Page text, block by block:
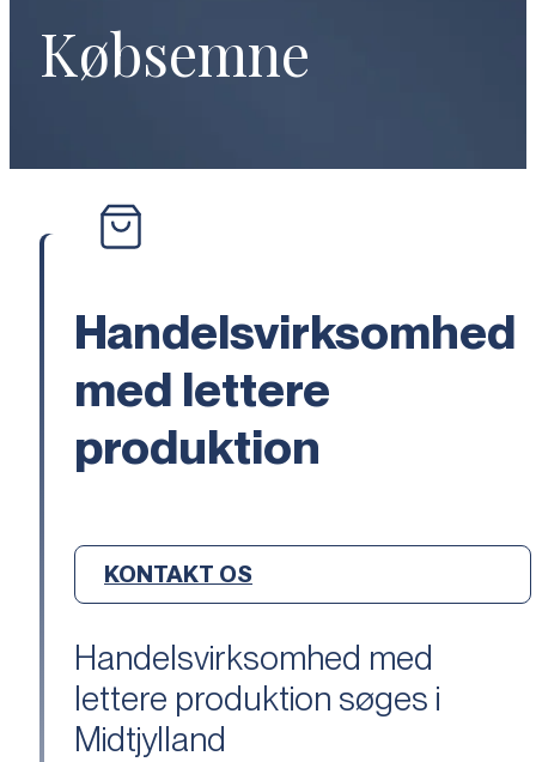
Købsemne
Handelsvirksomhed
med lettere
produktion
KONTAKT OS
Handelsvirksomhed med
lettere produktion søges i
Midtjylland